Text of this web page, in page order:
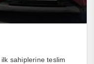
sahiplerine teslim